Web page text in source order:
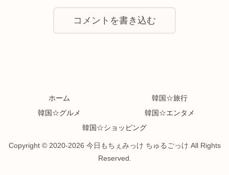
コメントを書き込む
ホーム
韓国☆旅行
韓国☆グルメ
韓国☆エンタメ
韓国☆ショッピング
Copyright © 2020-2026 今日もちぇみっけ ちゅるごっけ All Rights
Reserved.